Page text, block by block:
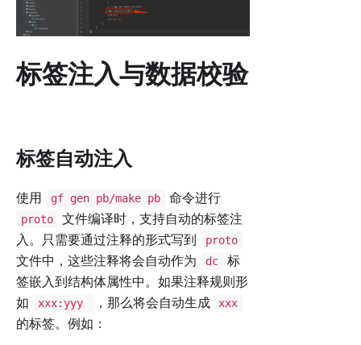
标签注入与数据校验
标签自动注入
使用 gf gen pb/make pb 命令进行
proto
文件编译时，支持自动的标签注
入。只需要通过注释的形式写到
proto
文件中，这些注释将会自动作为 dc
标
签嵌入到结构体属性中。如果注释规则形
如
xxx:yyy ，那么将会自动生成 xxx
的标签。例如：